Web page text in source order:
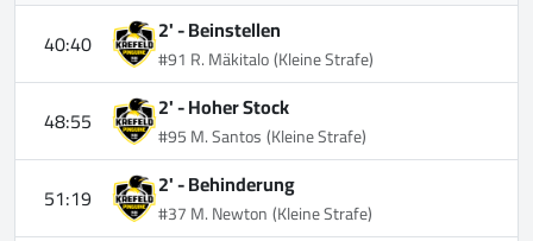
40:40
2' -Beinstellen
#91 R. Mäkitalo(Kleine Strafe)
48:55 2' -Hoher Stock
#95 M. Santos(Kleine Strafe)
51:19 2' -Behinderung
#37 M. Newton(Kleine Strafe)